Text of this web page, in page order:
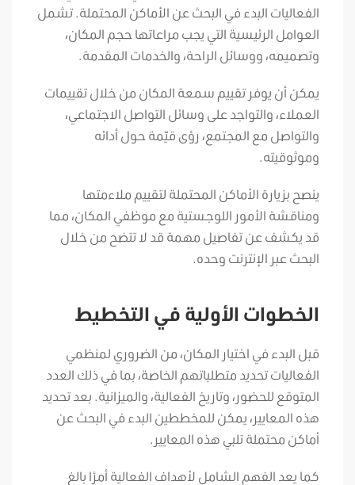
الفعاليات البدء في البحث عن الأماكن المحتملة. تشمل
العوامل الرئيسية التي يجب مراعاتها حجم المكان،
وتصميمه، ووسائل الراحة، والخدمات المقدمة.
يمكن أن يوفر تقييم سمعة المكان من خلال تقييمات
العملاء، والتواجد على وسائل التواصل الاجتماعي،
والتواصل مع المجتمع، رؤى قيّمة حول أدائه
وموثوقيته.
ينصح بزيارة الأماكن المحتملة لتقييم ملاءمتها
ومناقشة الأمور اللوجستية مع موظفي المكان، مما
قد يكشف عن تفاصيل مهمة قد لا تتضح من خلال
البحث عبر الإنترنت وحده.
الخطوات الأولية في التخطيط
قبل البدء في اختيار المكان، من الضروري لمنظمي
الفعاليات تحديد متطلباتهم الخاصة، بما في ذلك العدد
المتوقع للحضور، وتاريخ الفعالية، والميزانية. بعد تحديد
هذه المعايير، يمكن للمخططين البدء في البحث عن
أماكن محتملة تلبي هذه المعايير.
كما يعد الفهم الشامل لأهداف الفعالية أمرًا بالغ